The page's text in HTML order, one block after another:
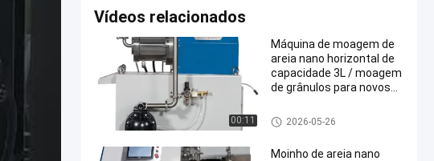
Vídeos relacionados
00:11
Máquina de moagem de
areia nano horizontal de
capacidade 3L / moagem
de grânulos para novos
Moinho de grânulos nano
2026-05-26
Moinho de areia nano